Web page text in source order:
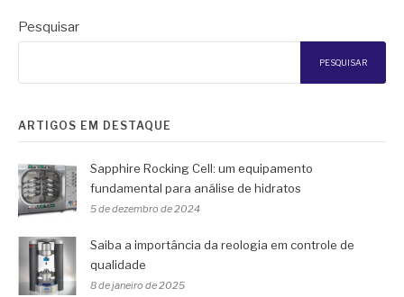
Pesquisar
PESQUISAR
ARTIGOS EM DESTAQUE
Sapphire Rocking Cell: um equipamento
fundamental para análise de hidratos
5 de dezembro de 2024
Saiba a importância da reologia em controle de
qualidade
8 de janeiro de 2025